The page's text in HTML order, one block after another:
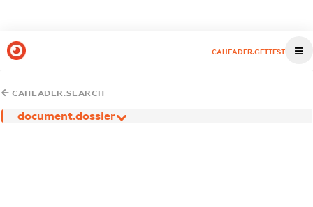
CAHEADER.GETTEST
CAHEADER.SEARCH
document.dossier